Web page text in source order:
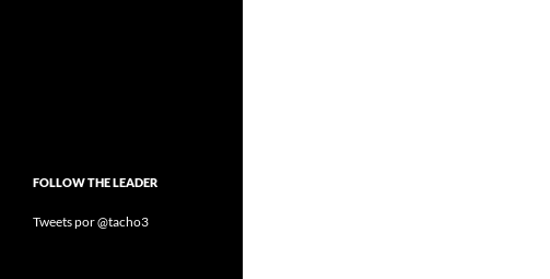
FOLLOW THE LEADER
Tweets por @tacho3